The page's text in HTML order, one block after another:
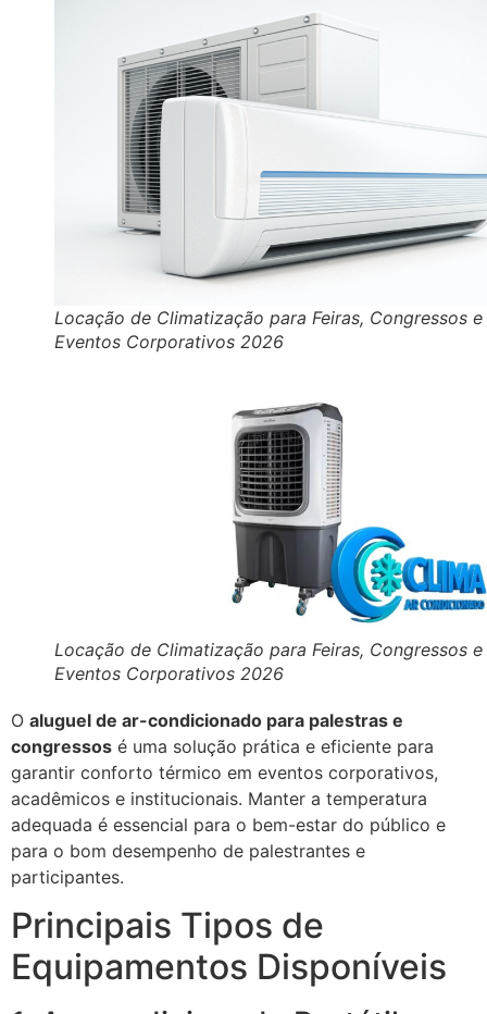
Locação de Climatização para Feiras, Congressos e
Eventos Corporativos 2026
Locação de Climatização para Feiras, Congressos e
Eventos Corporativos 2026
O aluguel de ar-condicionado para palestras e
congressos é uma solução prática e eficiente para
garantir conforto térmico em eventos corporativos,
acadêmicos e institucionais. Manter a temperatura
adequada é essencial para o bem-estar do público e
para o bom desempenho de palestrantes e
participantes.
Principais Tipos de
Equipamentos Disponíveis